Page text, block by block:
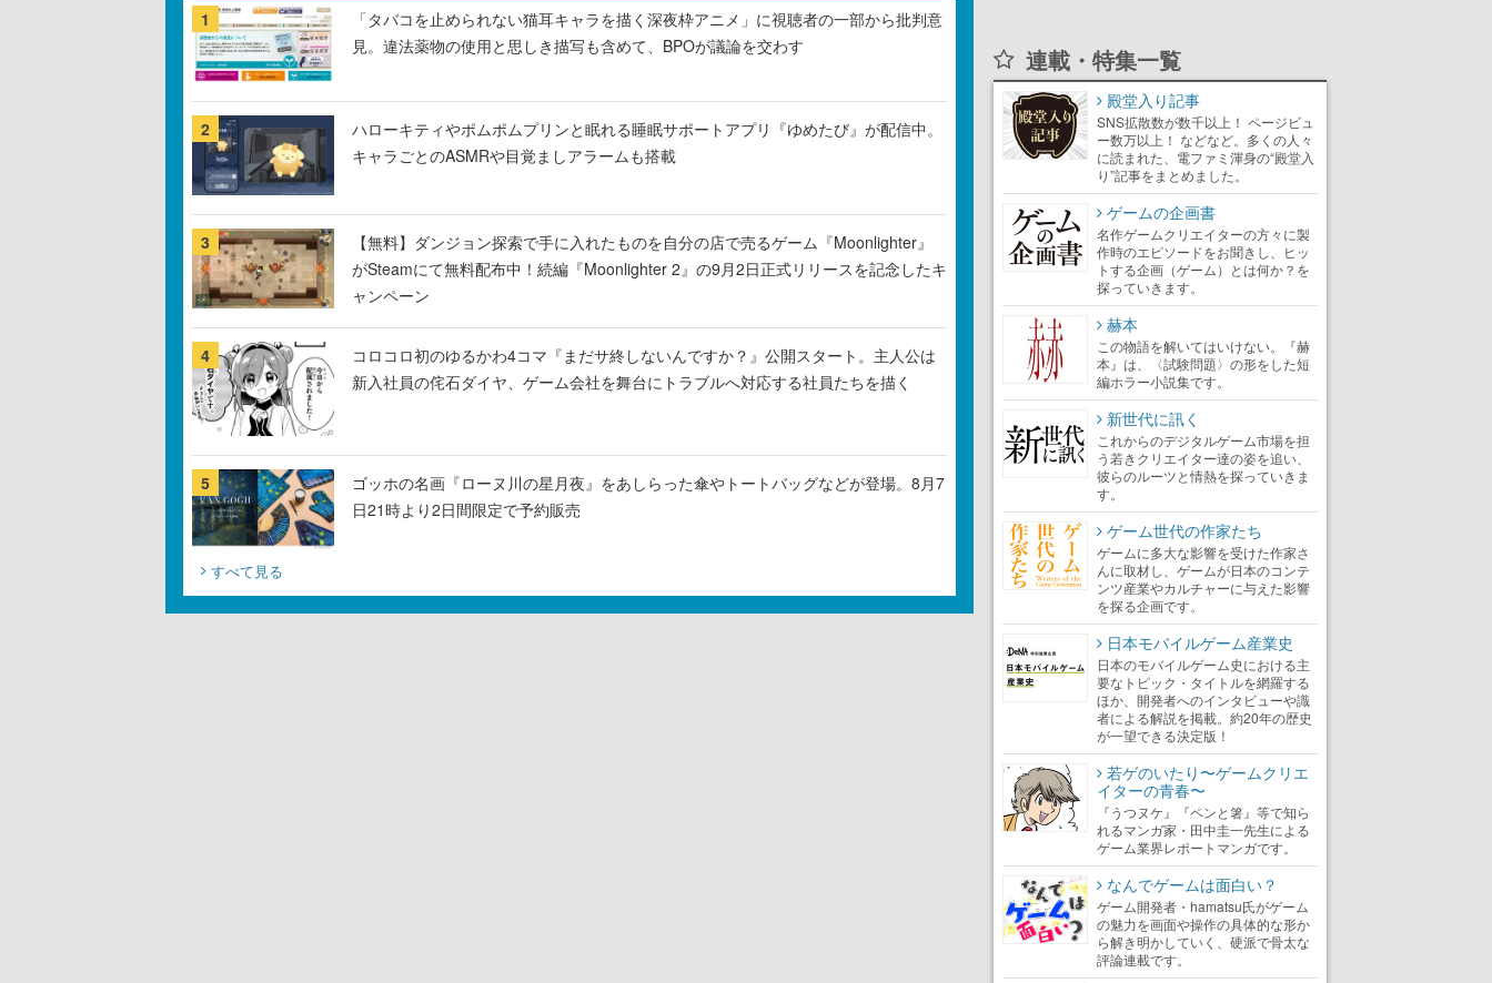
1
「タバコを止められない猫耳キャラを描く深夜枠アニメ」に視聴者の一部から批判意
見。違法薬物の使用と思しき描写も含めて、BPOが議論を交わす
2
ハローキティやポムポムプリンと眠れる睡眠サポートアプリ『ゆめたび』が配信中。
キャラごとのASMRや目覚ましアラームも搭載
3
【無料】ダンジョン探索で手に入れたものを自分の店で売るゲーム『Moonlighter』
がSteamにて無料配布中！続編『Moonlighter 2』の9月2日正式リリースを記念したキ
ャンペーン
4
コロコロ初のゆるかわ4コマ『まだサ終しないんですか？』公開スタート。主人公は
新入社員の侘石ダイヤ、ゲーム会社を舞台にトラブルへ対応する社員たちを描く
5
ゴッホの名画『ローヌ川の星月夜』をあしらった傘やトートバッグなどが登場。8月7
日21時より2日間限定で予約販売
すべて見る
連載・特集一覧
殿堂入り記事
SNS拡散数が数千以上！ ページビュ
ー数万以上！ などなど。多くの人々
に読まれた、電ファミ渾身の“殿堂入
り”記事をまとめました。
ゲームの企画書
名作ゲームクリエイターの方々に製
作時のエピソードをお聞きし、ヒッ
トする企画（ゲーム）とは何か？を
探っていきます。
赫本
この物語を解いてはいけない。『赫
本』は、〈試験問題〉の形をした短
編ホラー小説集です。
新世代に訊く
これからのデジタルゲーム市場を担
う若きクリエイター達の姿を追い、
彼らのルーツと情熱を探っていきま
す。
ゲーム世代の作家たち
ゲームに多大な影響を受けた作家さ
んに取材し、ゲームが日本のコンテ
ンツ産業やカルチャーに与えた影響
を探る企画です。
日本モバイルゲーム産業史
日本のモバイルゲーム史における主
要なトピック・タイトルを網羅する
ほか、開発者へのインタビューや識
者による解説を掲載。約20年の歴史
が一望できる決定版！
若ゲのいたり〜ゲームクリエ
イターの青春〜
『うつヌケ』『ペンと箸』等で知ら
れるマンガ家・田中圭一先生による
ゲーム業界レポートマンガです。
なんでゲームは面白い？
ゲーム開発者・hamatsu氏がゲーム
の魅力を画面や操作の具体的な形か
ら解き明かしていく、硬派で骨太な
評論連載です。